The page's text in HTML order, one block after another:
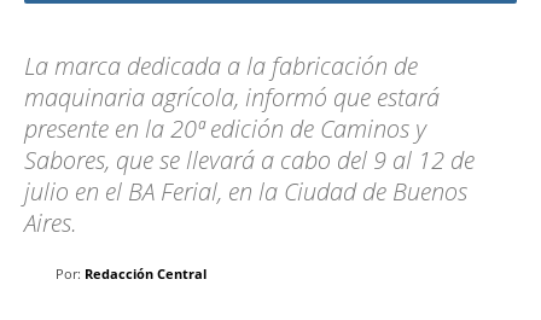
La marca dedicada a la fabricación de
maquinaria agrícola, informó que estará
presente en la 20ª edición de Caminos y
Sabores, que se llevará a cabo del 9 al 12 de
julio en el BA Ferial, en la Ciudad de Buenos
Aires.
Por: Redacción Central